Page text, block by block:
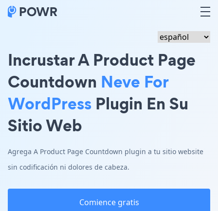
Incrustar A Product Page
Countdown Neve For
WordPress Plugin En Su
Sitio Web
Agrega A Product Page Countdown plugin a tu sitio website
sin codificación ni dolores de cabeza.
Comience gratis